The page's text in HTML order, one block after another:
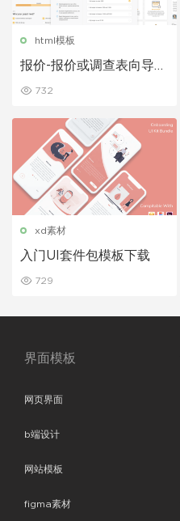
html模板
报价-报价或调查表向导网
732
xd素材
入门UI套件包模板下载
729
界面模板
网页界面
b端设计
网站模板
figma素材